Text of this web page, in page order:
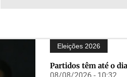
Eleições 2026
Partidos têm até o